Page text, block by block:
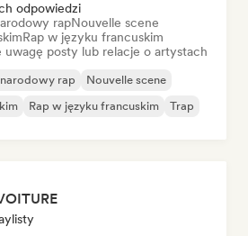
odpowiedzi
rapNouvelle scene
Rap w języku francuskim
uwagę posty lub relacje o artystach
rap
Nouvelle scene
Rap w języku francuskim Trap